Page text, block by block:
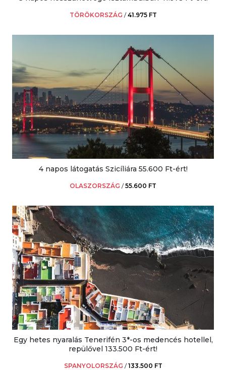
TÖRÖKORSZÁG /41.975 FT
4 napos látogatás Szicíliára 55.600 Ft-ért!
OLASZORSZÁG /55.600 FT
Egy hetes nyaralás Tenerifén 3*-os medencés hotellel,
repülővel 133.500 Ft-ért!
SPANYOLORSZÁG /133.500 FT